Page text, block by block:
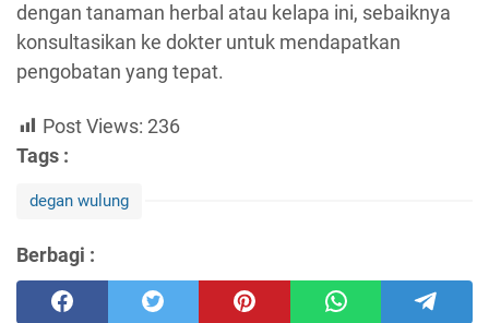
dengan tanaman herbal atau kelapa ini, sebaiknya
konsultasikan ke dokter untuk mendapatkan
pengobatan yang tepat.
Post Views: 236
Tags :
degan wulung
Berbagi :